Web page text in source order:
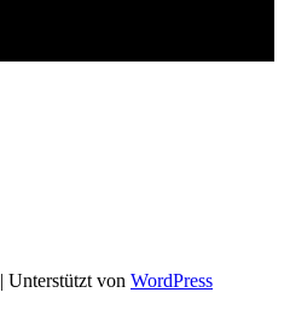
| Unterstützt von WordPress